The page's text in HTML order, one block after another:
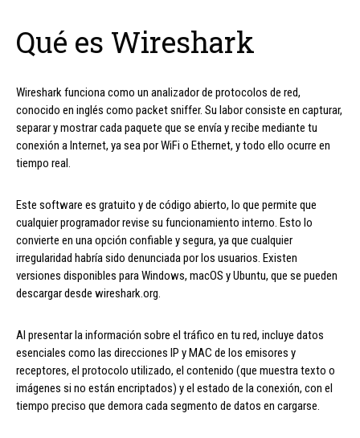
Qué es Wireshark
Wireshark funciona como un analizador de protocolos de red,
conocido en inglés como packet sniffer. Su labor consiste en capturar,
separar y mostrar cada paquete que se envía y recibe mediante tu
conexión a Internet, ya sea por WiFi o Ethernet, y todo ello ocurre en
tiempo real.
Este software es gratuito y de código abierto, lo que permite que
cualquier programador revise su funcionamiento interno. Esto lo
convierte en una opción confiable y segura, ya que cualquier
irregularidad habría sido denunciada por los usuarios. Existen
versiones disponibles para Windows, macOS y Ubuntu, que se pueden
descargar desde wireshark.org.
Al presentar la información sobre el tráfico en tu red, incluye datos
esenciales como las direcciones IP y MAC de los emisores y
receptores, el protocolo utilizado, el contenido (que muestra texto o
imágenes si no están encriptados) y el estado de la conexión, con el
tiempo preciso que demora cada segmento de datos en cargarse.